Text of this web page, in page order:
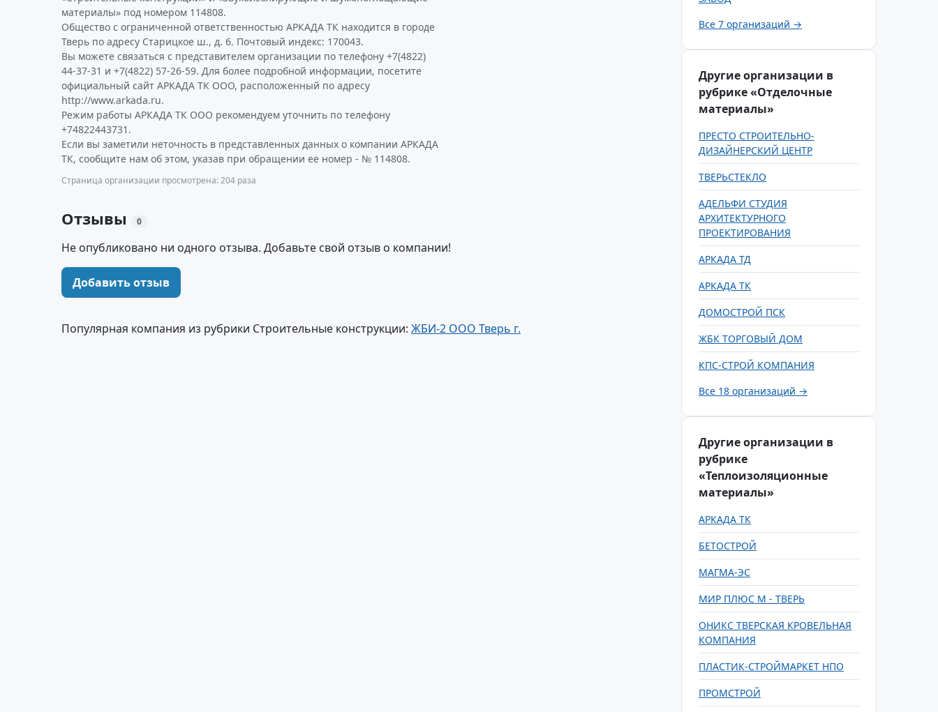
материалы» под номером 114808.
Общество с ограниченной ответственностью АРКАДА ТК находится в городе
Тверь по адресу Старицкое ш., д. 6. Почтовый индекс: 170043.
Вы можете связаться с представителем организации по телефону +7(4822)
44-37-31 и +7(4822) 57-26-59. Для более подробной информации, посетите
официальный сайт АРКАДА ТК ООО, расположенный по адресу
http://www.arkada.ru.
Режим работы АРКАДА ТК ООО рекомендуем уточнить по телефону
+74822443731.
Если вы заметили неточность в представленных данных о компании АРКАДА
ТК, сообщите нам об этом, указав при обращении ее номер - № 114808.
Страница организации просмотрена: 204 раза
Отзывы 0
Не опубликовано ни одного отзыва. Добавьте свой отзыв о компании!
Добавить отзыв
Популярная компания из рубрики Строительные конструкции: ЖБИ-2 ООО Тверь г.
Все 7 организаций →
Другие организации в
рубрике «Отделочные
материалы»
ПРЕСТО СТРОИТЕЛЬНО-
ДИЗАЙНЕРСКИЙ ЦЕНТР
ТВЕРЬСТЕКЛО
АДЕЛЬФИ СТУДИЯ
АРХИТЕКТУРНОГО
ПРОЕКТИРОВАНИЯ
АРКАДА ТД
АРКАДА ТК
ДОМОСТРОЙ ПСК
ЖБК ТОРГОВЫЙ ДОМ
КПС-СТРОЙ КОМПАНИЯ
Все 18 организаций →
Другие организации в
рубрике
«Теплоизоляционные
материалы»
АРКАДА ТК
БЕТОСТРОЙ
МАГМА-ЭС
МИР ПЛЮС М - ТВЕРЬ
ОНИКС ТВЕРСКАЯ КРОВЕЛЬНАЯ
КОМПАНИЯ
ПЛАСТИК-СТРОЙМАРКЕТ НПО
ПРОМСТРОЙ